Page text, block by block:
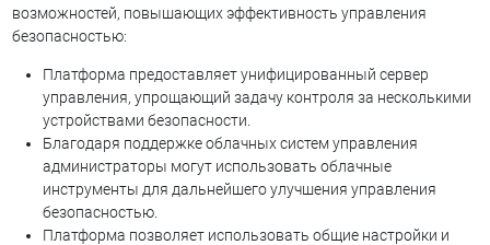
возможностей, повышающих эффективность управления
безопасностью:
Платформа предоставляет унифицированный сервер
управления, упрощающий задачу контроля за несколькими
устройствами безопасности.
Благодаря поддержке облачных систем управления
администраторы могут использовать облачные
инструменты для дальнейшего улучшения управления
безопасностью.
Платформа позволяет использовать общие настройки и